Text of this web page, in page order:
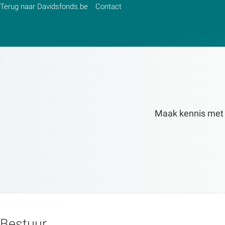
Terug naar Davidsfonds.be Contact
Maak kennis